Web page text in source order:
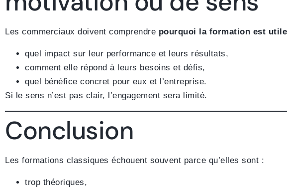
Les commerciaux doivent comprendre pourquoi la formation est utile
quel impact sur leur performance et leurs résultats,
comment elle répond à leurs besoins et défis,
quel bénéfice concret pour eux et l’entreprise.
Si le sens n’est pas clair, l’engagement sera limité.
Conclusion
Les formations classiques échouent souvent parce qu’elles sont :
trop théoriques,